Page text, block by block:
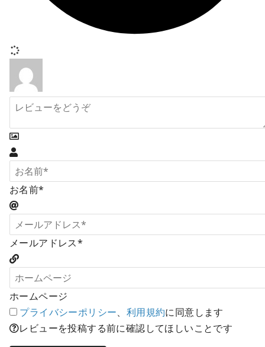
お名前*
メールアドレス*
ホームページ
プライバシーポリシー、 利用規約に同意します
レビューを投稿する前に確認してほしいことです